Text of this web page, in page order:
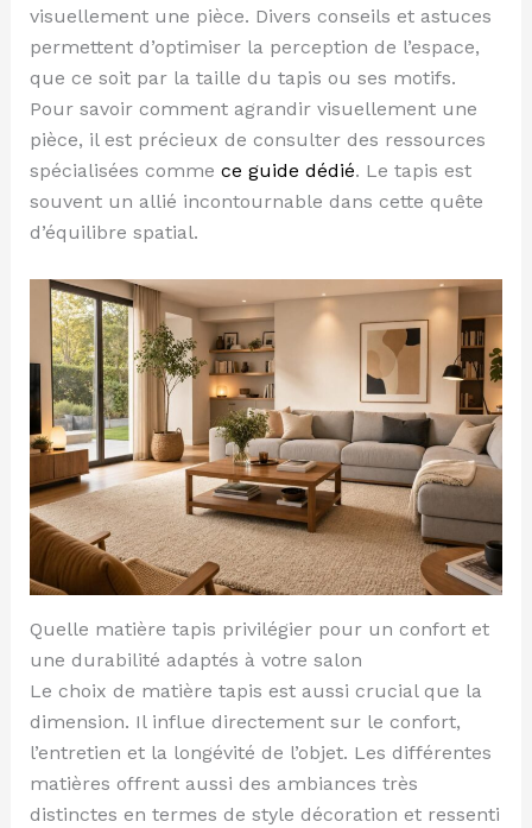
visuellement une pièce. Divers conseils et astuces
permettent d’optimiser la perception de l’espace,
que ce soit par la taille du tapis ou ses motifs.
Pour savoir comment agrandir visuellement une
pièce, il est précieux de consulter des ressources
spécialisées comme ce guide dédié. Le tapis est
souvent un allié incontournable dans cette quête
d’équilibre spatial.
Quelle matière tapis privilégier pour un confort et
une durabilité adaptés à votre salon
Le choix de matière tapis est aussi crucial que la
dimension. Il influe directement sur le confort,
l’entretien et la longévité de l’objet. Les différentes
matières offrent aussi des ambiances très
distinctes en termes de style décoration et ressenti